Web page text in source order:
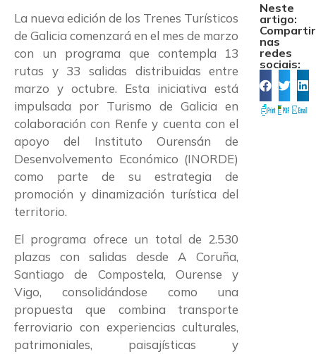
La nueva edición de los Trenes Turísticos
de Galicia comenzará en el mes de marzo
con un programa que contempla 13
rutas y 33 salidas distribuidas entre
marzo y octubre. Esta iniciativa está
impulsada por Turismo de Galicia en
colaboración con Renfe y cuenta con el
apoyo del Instituto Ourensán de
Desenvolvemento Económico (INORDE)
como parte de su estrategia de
promoción y dinamización turística del
territorio.
El programa ofrece un total de 2.530
plazas con salidas desde A Coruña,
Santiago de Compostela, Ourense y
Vigo, consolidándose como una
propuesta que combina transporte
ferroviario con experiencias culturales,
patrimoniales, paisajísticas y
Neste
artigo:
Compartir
nas
redes
sociais: